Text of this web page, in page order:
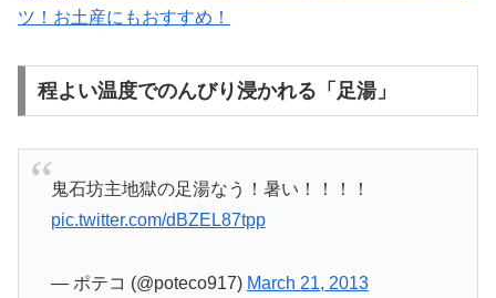
ツ！お土産にもおすすめ！
程よい温度でのんびり浸かれる「足湯」
鬼石坊主地獄の足湯なう！暑い！！！！
pic.twitter.com/dBZEL87tpp
— ポテコ (@poteco917) March 21, 2013